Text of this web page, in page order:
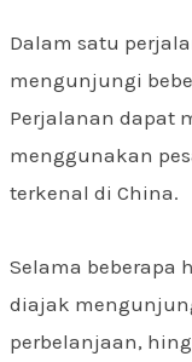
Dalam satu
mengunjungi
Perjalanan dapat
menggunakan
terkenal di China.
Selama beberapa
diajak
perbelanjaan,